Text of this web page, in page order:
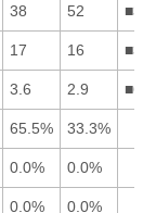
38 52
17 16
3.6 2.9
65.5% 33.3%
0.0% 0.0%
0.0% 0.0%